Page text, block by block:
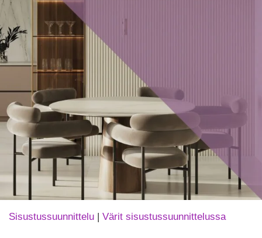
Sisustussuunnittelu | Värit sisustussuunnittelussa